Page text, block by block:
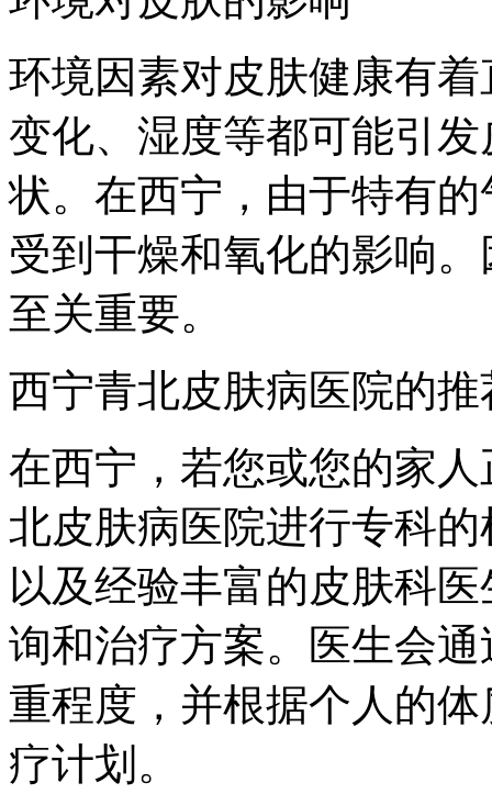
环境因素对皮肤健康有
变化、湿度等都可能引
状。在西宁，由于特有
受到干燥和氧化的影响
至关重要。
西宁青北皮肤病医院的推
在西宁，若您或您的家
北皮肤病医院进行专科
以及经验丰富的皮肤科
询和治疗方案。医生会
重程度，并根据个人的
疗计划。